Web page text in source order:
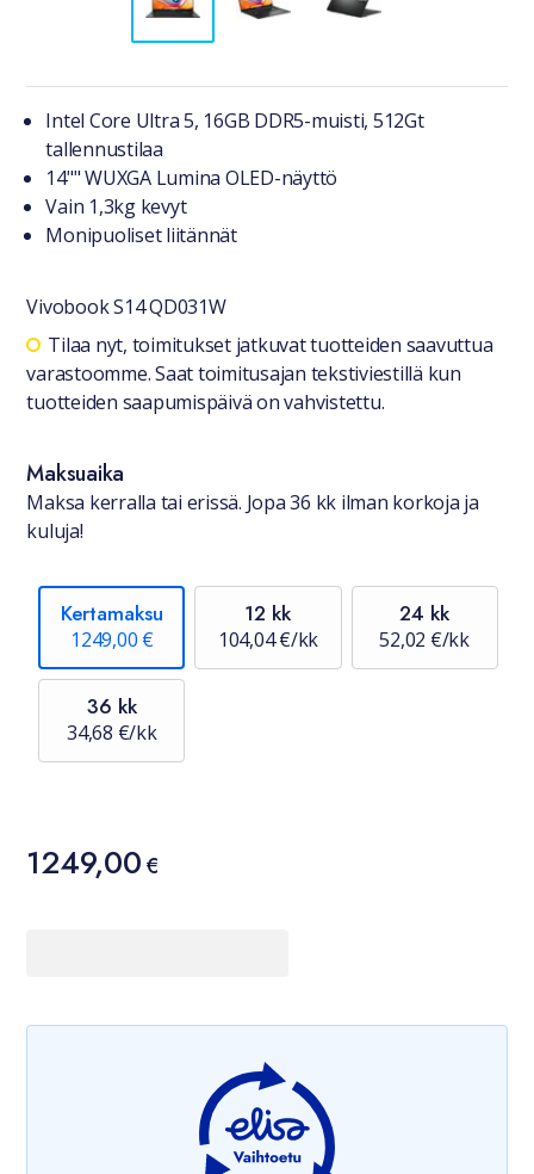
Tuotteesta lyhyesti
Intel Core Ultra 5, 16GB DDR5-muisti, 512Gt
tallennustilaa
14"" WUXGA Lumina OLED-näyttö
Vain 1,3kg kevyt
Monipuoliset liitännät
Vivobook S14 QD031W
Saatavuustiedot
Tilaa nyt, toimitukset jatkuvat tuotteiden saavuttua
varastoomme. Saat toimitusajan tekstiviestillä kun
tuotteiden saapumispäivä on vahvistettu.
Maksuaika
Maksa kerralla tai erissä. Jopa 36 kk ilman korkoja ja
kuluja!
Kertamaksu
1249,00 €
12 kk
104,04 €/kk
24 kk
52,02 €/kk
36 kk
34,68 €/kk
Hinta
1249,00 €
1249,00€